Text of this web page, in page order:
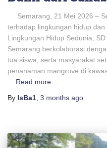
Semarang, 21 Mei 2026 –
terhadap lingkungan hidup
Lingkungan Hidup Sedunia,
Semarang berkolaborasi
tua siswa, serta masyarakat
penanaman mangrove di
Read more…
By IsBa1 3 months ago